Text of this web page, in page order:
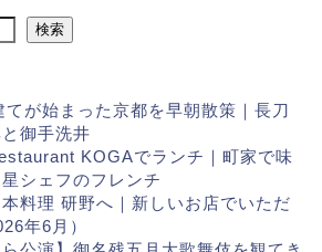
検索
てが始まった京都を早朝散策｜長刀
御手洗井
KOGAでランチ｜町家で味
シェフのフレンチ
本料理 研野へ｜新しいお店でいただ
年6月）